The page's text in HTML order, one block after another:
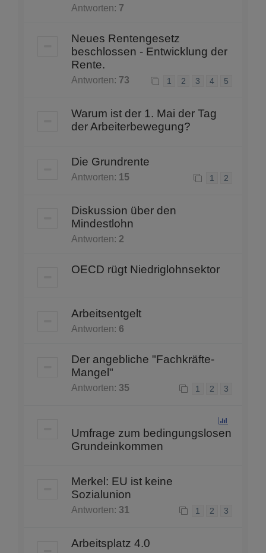
Antworten: 7
Neues Rentengesetz
beschlossen - Entwicklung der
Rente.
Antworten: 73 1 2 3 4 5
Warum ist der 1. Mai der Tag
der Arbeiterbewegung?
Die Grundrente
Antworten: 15 1 2
Diskussion über den
Mindestlohn
Antworten: 2
OECD rügt Niedriglohnsektor
Arbeitsentgelt
Antworten: 6
Der angebliche "Fachkräfte-
Mangel"
Antworten: 35 1 2 3
Umfrage zum bedingungslosen
Grundeinkommen
Merkel: EU ist keine
Sozialunion
Antworten: 31 1 2 3
Arbeitsplatz 4.0